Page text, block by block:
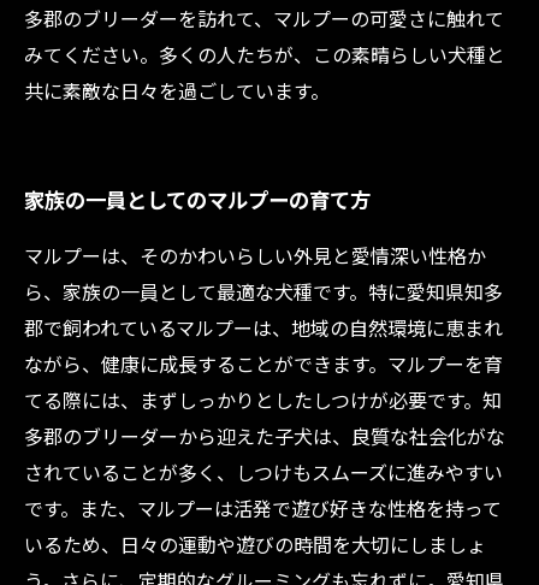
多郡のブリーダーを訪れて、マルプーの可愛さに触れて
みてください。多くの人たちが、この素晴らしい犬種と
共に素敵な日々を過ごしています。
家族の一員としてのマルプーの育て方
マルプーは、そのかわいらしい外見と愛情深い性格か
ら、家族の一員として最適な犬種です。特に愛知県知多
郡で飼われているマルプーは、地域の自然環境に恵まれ
ながら、健康に成長することができます。マルプーを育
てる際には、まずしっかりとしたしつけが必要です。知
多郡のブリーダーから迎えた子犬は、良質な社会化がな
されていることが多く、しつけもスムーズに進みやすい
です。また、マルプーは活発で遊び好きな性格を持って
いるため、日々の運動や遊びの時間を大切にしましょ